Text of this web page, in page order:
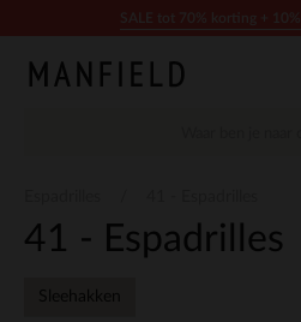
41 - Espadrilles
Sleehakken